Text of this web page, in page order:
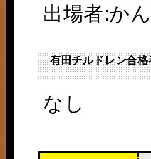
出場者:か
有田チルドレン合格
なし